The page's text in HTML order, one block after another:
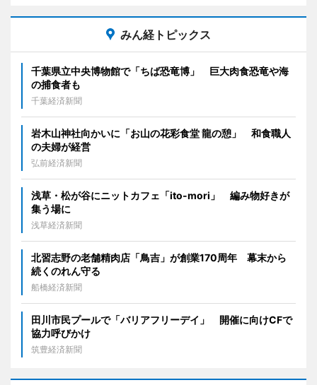
みん経トピックス
千葉県立中央博物館で「ちば恐竜博」 巨大肉食恐竜や海
の捕食者も
千葉経済新聞
岩木山神社向かいに「お山の花彩食堂 龍の憩」 和食職人
の夫婦が経営
弘前経済新聞
浅草・松が谷にニットカフェ「ito-mori」 編み物好きが
集う場に
浅草経済新聞
北習志野の老舗精肉店「鳥吉」が創業170周年 幕末から
続くのれん守る
船橋経済新聞
田川市民プールで「バリアフリーデイ」 開催に向けCFで
協力呼びかけ
筑豊経済新聞